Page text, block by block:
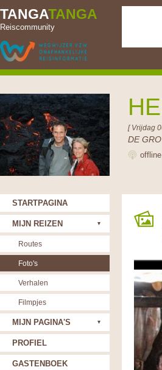
TANGATANGA
Reiscommunity
[ Vrijdag
DE
offline
STARTPAGINA
MIJN REIZEN
Routes
Foto's
Verhalen
Filmpjes
MIJN PAGINA'S
PROFIEL
GASTENBOEK